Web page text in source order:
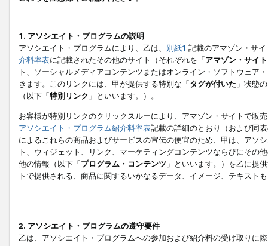
1. アソシエイト・プログラムの説明
アソシエイト・プログラムにより、乙は、 別紙1 記載のアマゾン・サ
介料率表に記載されたその他のサイト（それぞれを「アマゾン・サイト
ト、ソーシャルメディアコンテンツまたはオンライン・ソフトウェア
きます。このリンクには、甲が提供する特別な「タグが付いた 」状態
（以下「特別リンク 」といいます。）。
お客様が特別リンクのクリックスルーにより、アマゾン・サイトで販
アソシエイト・プログラム紹介料率表記載の詳細のとおり（および同
によるこれらの商品およびサービスの宣伝の便宜のため、甲は、アソ
ト、ウィジェット、リンク、マーケティングコンテンツならびにその
他の情報（以下「プログラム・コンテンツ 」といいます。）を乙に提
トで提供される、商品に関するいかなるデータ、イメージ、テキス
2. アソシエイト・プログラムの遵守要件
乙は、アソシエイト・プログラムへの参加および紹介料の受け取りに